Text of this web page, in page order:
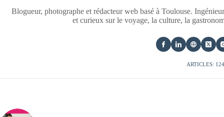
Blogueur, photographe et rédacteur web basé à Toulouse.
et curieux sur le voyage, la culture, la
ARTICLES: